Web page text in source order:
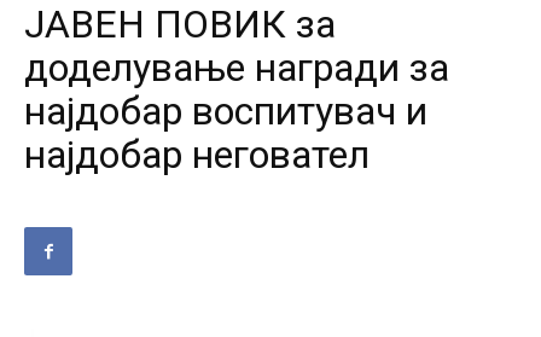
ЈАВЕН ПОВИК за
доделување награди за
најдобар воспитувач и
најдобар неговател